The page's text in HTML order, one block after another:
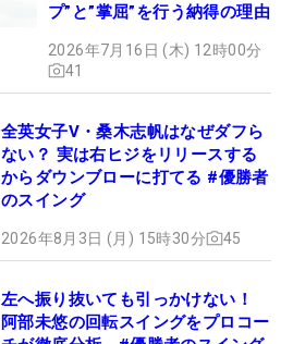
プ”と”掌屈”を行う納得の理由
2026年7月16日 (木) 12時00分
41
全英女子V・桑木志帆はなぜダフら
ない？ 実は右ヒジをリリースする
からダウンブローに打てる #優勝者
のスイング
2026年8月3日 (月) 15時30分 45
左へ振り抜いても引っかけない！
阿部未悠の回転スイングをプロコー